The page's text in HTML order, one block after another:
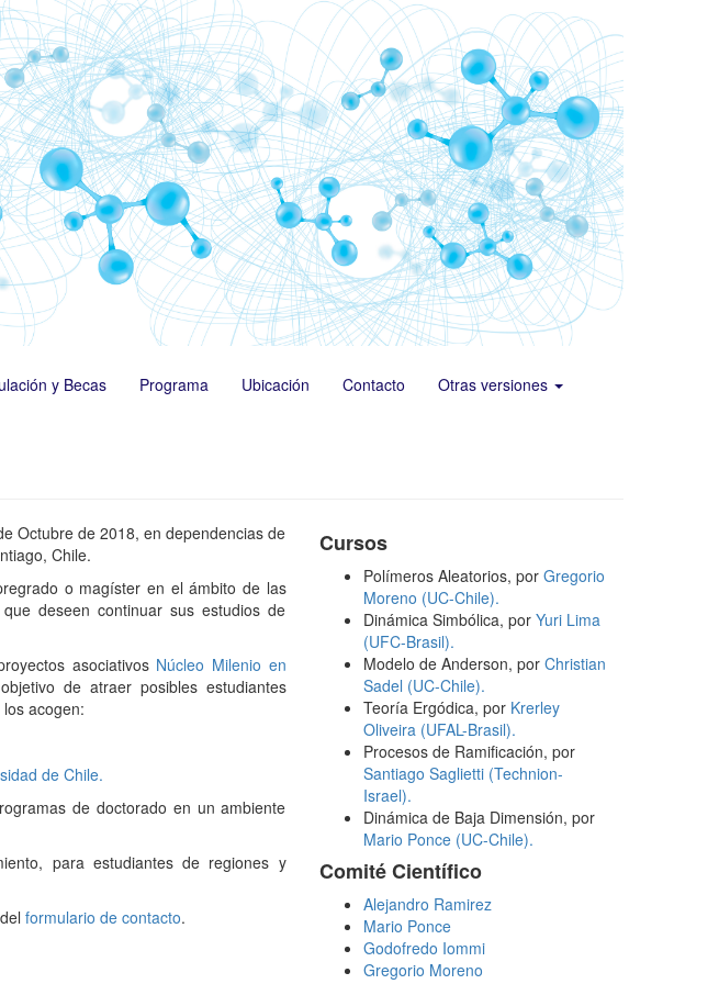
y Becas Programa Ubicación Contacto Otras versiones
Octubre de 2018, en dependencias de
Chile.
o magíster en el ámbito de las
deseen continuar sus estudios de
asociativos Núcleo Milenio en
de atraer posibles estudiantes
acogen:
de Chile.
de doctorado en un ambiente
para estudiantes de regiones y
formulario de contacto.
Cursos
Polímeros Aleatorios, por Gregorio
Moreno (UC-Chile).
Dinámica Simbólica, por Yuri Lima
(UFC-Brasil).
Modelo de Anderson, por Christian
Sadel (UC-Chile).
Teoría Ergódica, por Krerley
Oliveira (UFAL-Brasil).
Procesos de Ramificación, por
Santiago Saglietti (Technion-
Israel).
Dinámica de Baja Dimensión, por
Mario Ponce (UC-Chile).
Comité Científico
Alejandro Ramirez
Mario Ponce
Godofredo Iommi
Gregorio Moreno